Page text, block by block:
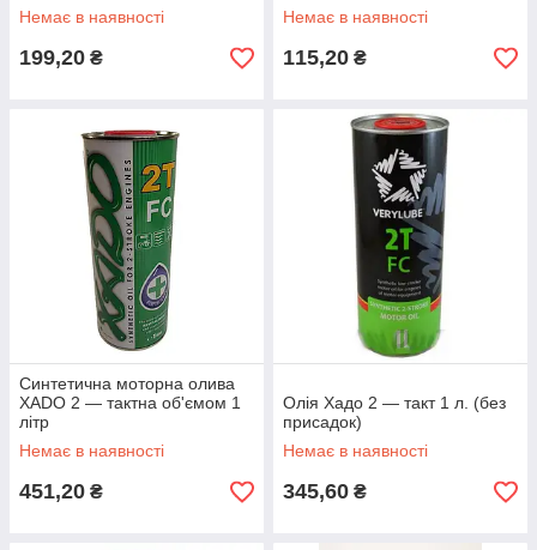
Немає в наявності
199,20 ₴
Немає в наявності
115,20 ₴
Синтетична моторна олива
XADO 2 — тактна об'ємом 1
літр
Немає в наявності
451,20 ₴
Олія Хадо 2 — такт 1 л. (без
присадок)
Немає в наявності
345,60 ₴